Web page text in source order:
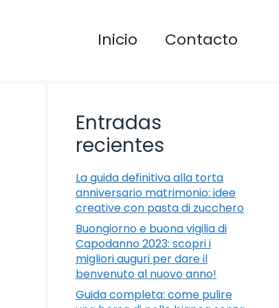
Inicio Contacto
Entradas
recientes
La guida definitiva alla torta
anniversario matrimonio: idee
creative con pasta di zucchero
Buongiorno e buona vigilia di
Capodanno 2023: scopri i
migliori auguri per dare il
benvenuto al nuovo anno!
Guida completa: come pulire